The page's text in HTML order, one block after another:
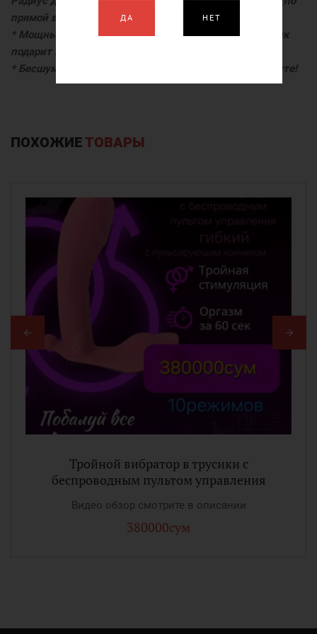
прямой видимости)
* Мощный и при этом ультра-тихий high-end моторчик
подарит вам умопомрачительные вибрации!
* Бесшумное — получайте удовольствие в любом месте!
ПОХОЖИЕТОВАРЫ
Тройной вибратор в трусики с
беспроводным пультом управления
Видео обзор смотрите в описании
380000сум
ДА НЕТ